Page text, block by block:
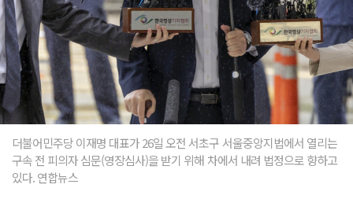
더불어민주당 이재명 대표가 26일 오전 서초구 서울중앙지법에서 열리는
구속 전 피의자 심문(영장심사)을 받기 위해 차에서 내려 법정으로 향하고
있다. 연합뉴스